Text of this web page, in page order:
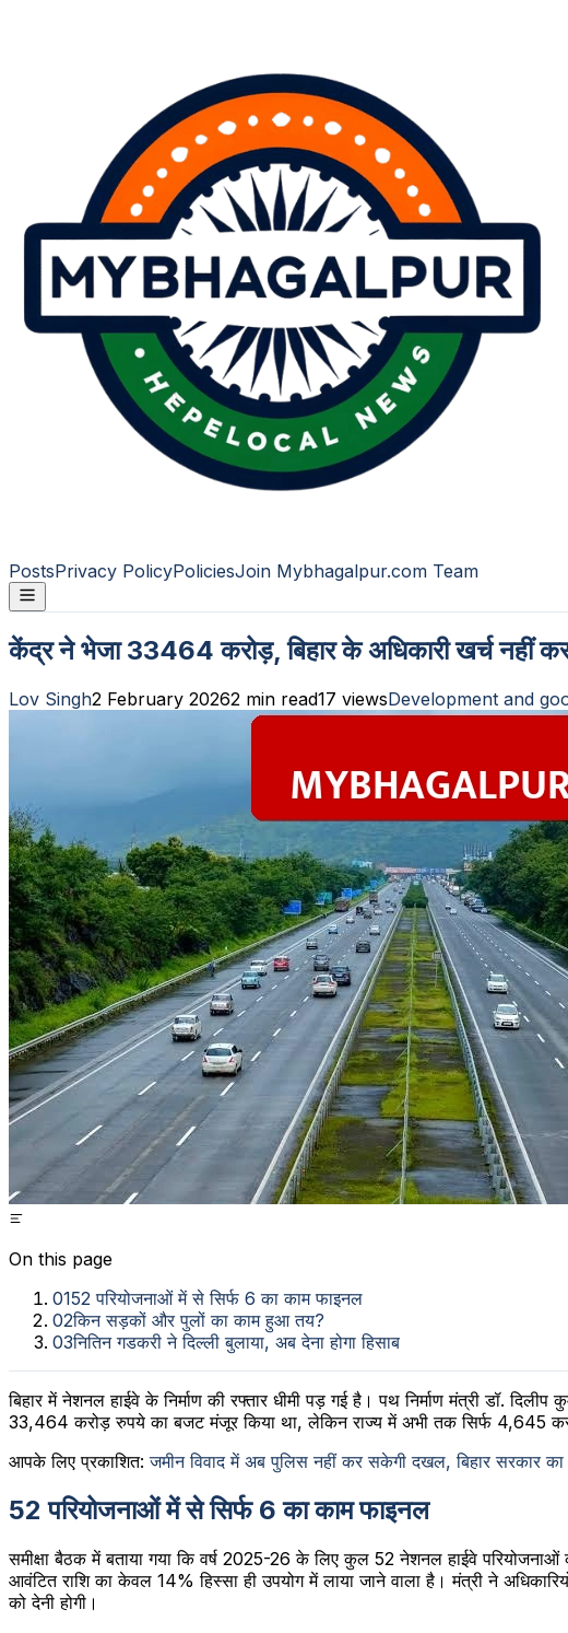
PostsPrivacy PolicyPoliciesJoin Mybhagalpur.com Team
केंद्र ने भेजा 33464 करोड़, बिहार के अधिकारी खर्च नहीं कर
Lov Singh2 February 20262 min read17 viewsDevelopment and
On this page
0152 परियोजनाओं में से सिर्फ 6 का काम फाइनल
02किन सड़कों और पुलों का काम हुआ तय?
03नितिन गडकरी ने दिल्ली बुलाया, अब देना होगा हिसाब
बिहार में नेशनल हाईवे के निर्माण की रफ्तार धीमी पड़ गई है। पथ निर्माण मंत्री डॉ.
33,464 करोड़ रुपये का बजट मंजूर किया था, लेकिन राज्य में अभी तक सिर्फ 4,645 करोड़
आपके लिए प्रकाशित:जमीन विवाद में अब पुलिस नहीं कर सकेगी दखल, बिहार सरकार
52 परियोजनाओं में से सिर्फ 6 का काम फाइनल
समीक्षा बैठक में बताया गया कि वर्ष 2025-26 के लिए कुल 52 नेशनल हाईवे
आवंटित राशि का केवल 14% हिस्सा ही उपयोग में लाया जाने वाला है। मंत्री ने
को देनी होगी।